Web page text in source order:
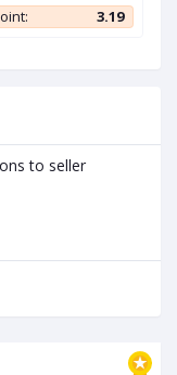
3.19
to seller